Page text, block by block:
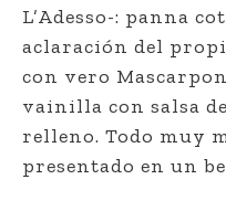
L’Adesso-: panna
aclaración del
con vero
vainilla con salsa
relleno. Todo muy
presentado en un